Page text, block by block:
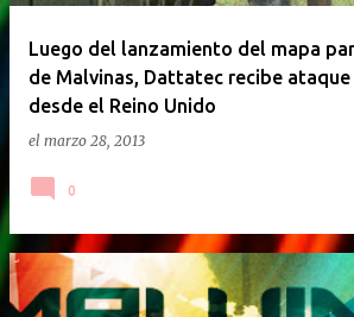
d
Luego del lanzamiento del mapa
de Malvinas, Dattatec recibe
desde el Reino Unido
el marzo 28, 2013
0